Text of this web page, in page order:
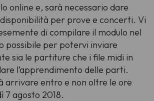
online e, sarà necessario dare
per prove e concerti. Vi
di compilare il modulo nel
possibile per potervi inviare
sia le partiture che i file midi in
l’apprendimento delle parti.
arrivare entro e non oltre le ore
7 agosto 2018.